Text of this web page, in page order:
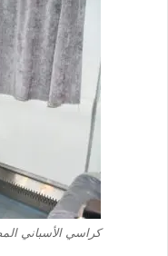
كراسي الأسباني